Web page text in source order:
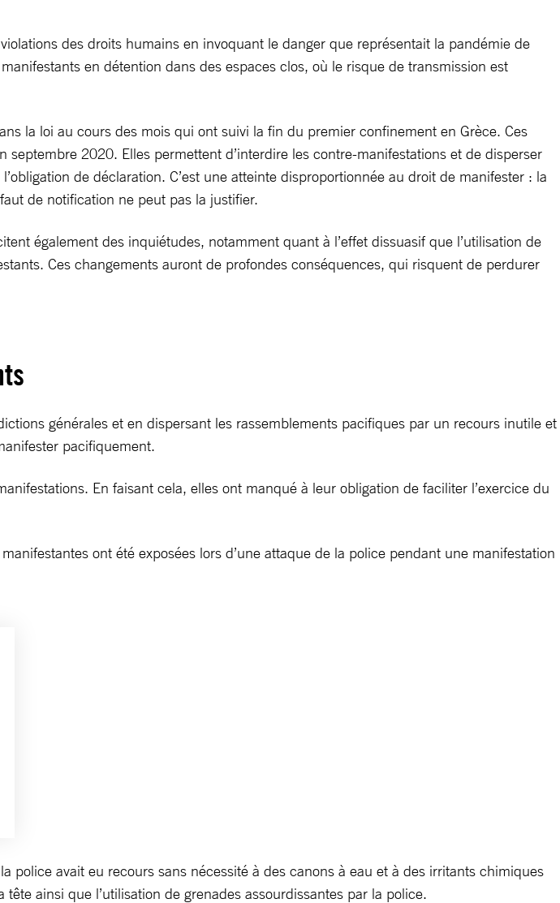
des droits humains en invoquant le danger que représentait la pandémie de
en détention dans des espaces clos, où le risque de transmission est
la loi au cours des mois qui ont suivi la fin du premier confinement en Grèce. Ces
2020. Elles permettent d’interdire les contre-manifestations et de disperser
de déclaration. C’est une atteinte disproportionnée au droit de manifester : la
de notification ne peut pas la justifier.
également des inquiétudes, notamment quant à l’effet dissuasif que l’utilisation de
Ces changements auront de profondes conséquences, qui risquent de perdurer
générales et en dispersant les rassemblements pacifiques par un recours inutile et
pacifiquement.
En faisant cela, elles ont manqué à leur obligation de faciliter l’exercice du
ont été exposées lors d’une attaque de la police pendant une manifestation
avait eu recours sans nécessité à des canons à eau et à des irritants chimiques
ainsi que l’utilisation de grenades assourdissantes par la police.